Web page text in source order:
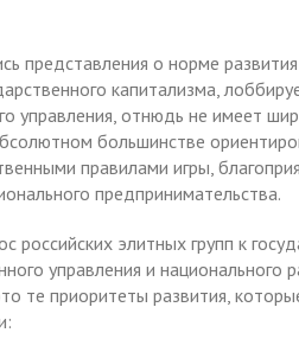
представления о норме
капитализма,
управления, отнюдь не имеет
большинстве
правилами игры,
предпринимательства.
элитных групп к
управления и национального
те приоритеты развития,